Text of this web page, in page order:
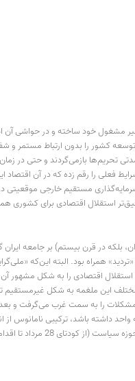
مشغول خود ساخته و در حواشی آن
توسعه کشور را بدون ارتباط
تحریم‌ها بازمی‌گردند و حتی در
فعلی را رقم زده که در آن اقتصاد
مستقیم خارجی موقعیتی در
استقلال اقتصادی برای کشوری
بلکه در قرن بیستم) بر جامعه
زد و نتیجه آنکه نگرش به بیگانگان با «تردید»
اقتصادی را به شکل مشهور آن در
این ملغمه به شکل غیرمستقیم
را به سمت غرب می‌گرفت و
داشته باشد، ترکیبی نامانوس
سیاست و اقتصاد نیز در آن نقشی